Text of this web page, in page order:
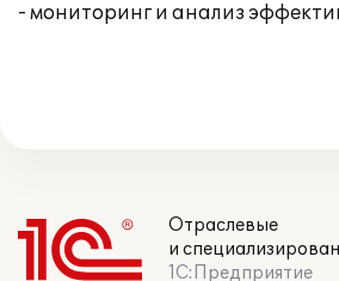
- мониторинг и анализ
Отраслевые
и
1С:Предприятие